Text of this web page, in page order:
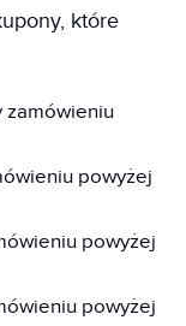
które
zamówieniu
powyżej
powyżej
powyżej